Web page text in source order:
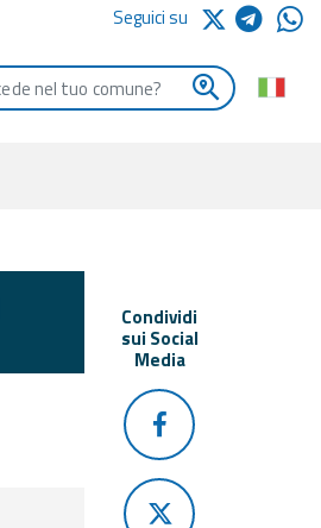
Seguici su
Condividi
sui Social
Media